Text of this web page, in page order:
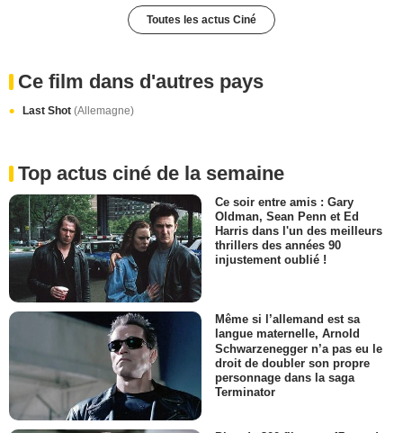
Toutes les actus Ciné
Ce film dans d'autres pays
Last Shot (Allemagne)
Top actus ciné de la semaine
Ce soir entre amis : Gary
Oldman, Sean Penn et Ed
Harris dans l'un des meilleurs
thrillers des années 90
injustement oublié !
Même si l’allemand est sa
langue maternelle, Arnold
Schwarzenegger n’a pas eu le
droit de doubler son propre
personnage dans la saga
Terminator